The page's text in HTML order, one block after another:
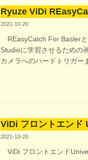
Ryuze ViDi
2021-10-20
REasyCatch For Basler
Studioに学習させるための
カメラへのハードトリガ
ViDi フロントエンド
2021-10-20
ViDi フロントエンド